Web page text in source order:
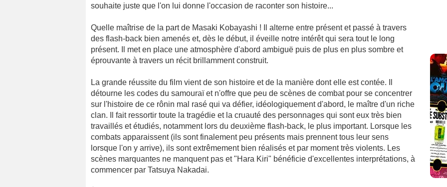
souhaite juste que l'on lui donne l'occasion de raconter son histoire...
Quelle maîtrise de la part de Masaki Kobayashi ! Il alterne entre présent et passé à travers
des flash-back bien amenés et, dès le début, il éveille notre intérêt qui sera tout le long
présent. Il met en place une atmosphère d'abord ambiguë puis de plus en plus sombre et
éprouvante à travers un récit brillamment construit.
La grande réussite du film vient de son histoire et de la manière dont elle est contée. Il
détourne les codes du samouraï et n'offre que peu de scènes de combat pour se concentrer
sur l'histoire de ce rônin mal rasé qui va défier, idéologiquement d'abord, le maître d'un riche
clan. Il fait ressortir toute la tragédie et la cruauté des personnages qui sont eux très bien
travaillés et étudiés, notamment lors du deuxième flash-back, le plus important. Lorsque les
combats apparaissent (ils sont finalement peu présents mais prennent tous leur sens
lorsque l'on y arrive), ils sont extrêmement bien réalisés et par moment très violents. Les
scènes marquantes ne manquent pas et "Hara Kiri" bénéficie d'excellentes interprétations, à
commencer par Tatsuya Nakadai.